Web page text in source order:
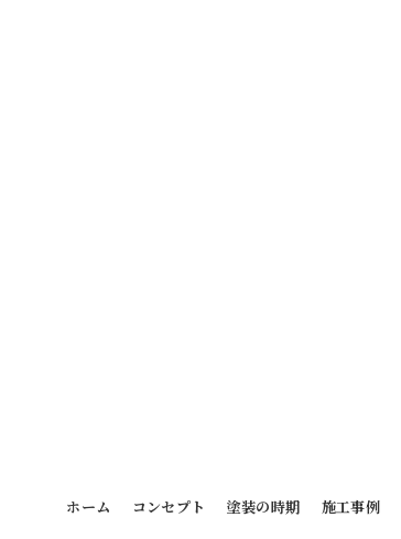
ホーム コンセプト 塗装の時期 施工事例